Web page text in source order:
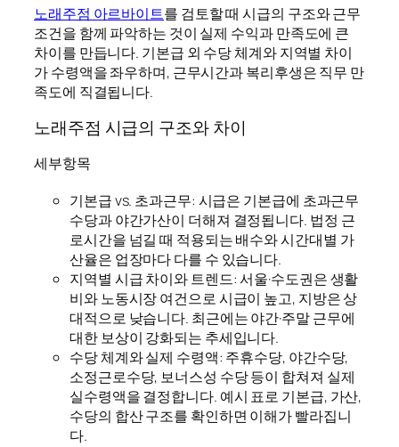
노래주점 아르바이트를 검토할 때 시급의 구조와 근무
조건을 함께 파악하는 것이 실제 수익과 만족도에 큰
차이를 만듭니다. 기본급 외 수당 체계와 지역별 차이
가 수령액을 좌우하며, 근무시간과 복리후생은 직무 만
족도에 직결됩니다.
노래주점 시급의 구조와 차이
세부항목
기본급 vs. 초과근무: 시급은 기본급에 초과근무
수당과 야간가산이 더해져 결정됩니다. 법정 근
로시간을 넘길 때 적용되는 배수와 시간대별 가
산율은 업장마다 다를 수 있습니다.
지역별 시급 차이와 트렌드: 서울·수도권은 생활
비와 노동시장 여건으로 시급이 높고, 지방은 상
대적으로 낮습니다. 최근에는 야간·주말 근무에
대한 보상이 강화되는 추세입니다.
수당 체계와 실제 수령액: 주휴수당, 야간수당,
소정근로수당, 보너스성 수당 등이 합쳐져 실제
실수령액을 결정합니다. 예시 표로 기본급, 가산,
수당의 합산 구조를 확인하면 이해가 빨라집니
다.